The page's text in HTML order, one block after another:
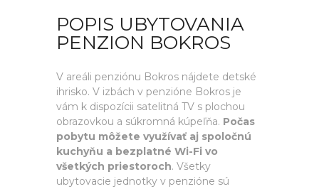
POPIS UBYTOVANIA
PENZION BOKROS
V areáli penziónu Bokros nájdete detské
ihrisko. V izbách v penzióne Bokros je
vám k dispozícii satelitná TV s plochou
obrazovkou a súkromná kúpeľňa. Počas
pobytu môžete využívať aj spoločnú
kuchyňu a bezplatné Wi-Fi vo
všetkých priestoroch. Všetky
ubytovacie jednotky v penzióne sú